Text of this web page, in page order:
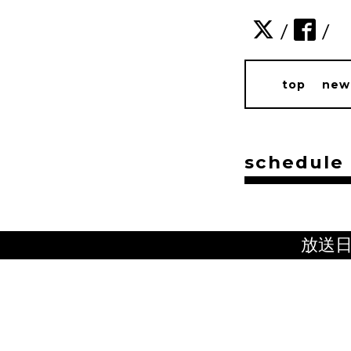
/ /
top new
schedule
放送